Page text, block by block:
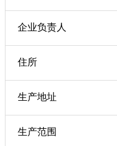
企业负责人
住所
生产地址
生产范围